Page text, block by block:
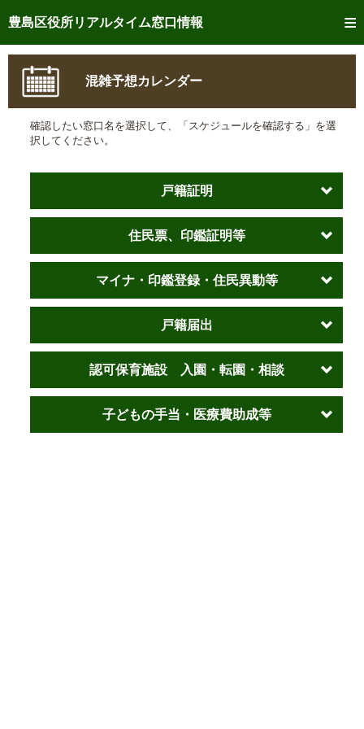
豊島区役所リアルタイム窓口情報
トップページへ
ご利用方法
事前予約
予約状況確認
交付状況確認
混雑予想カレンダー
混雑予想カレンダー
確認したい窓口名を選択して、「スケジュールを確認する」を選
択してください。
戸籍証明
住民票、印鑑証明等
マイナ・印鑑登録・住民異動等
戸籍届出
認可保育施設 入園・転園・相談
子どもの手当・医療費助成等